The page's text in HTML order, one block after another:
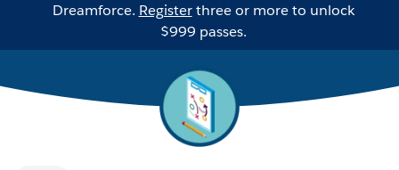
Dreamforce. Registerthree or more to unlock
$999 passes.